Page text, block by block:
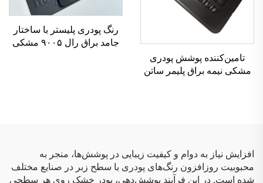
تامین‌کننده پوشش پودری
مشکی نیمه براق پلیمر ساتن
رنگ پودری پلیستر با ساختار
جامد براق رال ۹۰۰۵ مشکی
افزایش نیاز به دوام و کیفیت زیبایی در پوشش‌ها، منجر به
محبوبیت روزافزون رنگ‌های پودری با سطح زبر در صنایع مختلف
شده است. در این فرآیند پوشش‌دهی، پودر خشک روی هر سطحی